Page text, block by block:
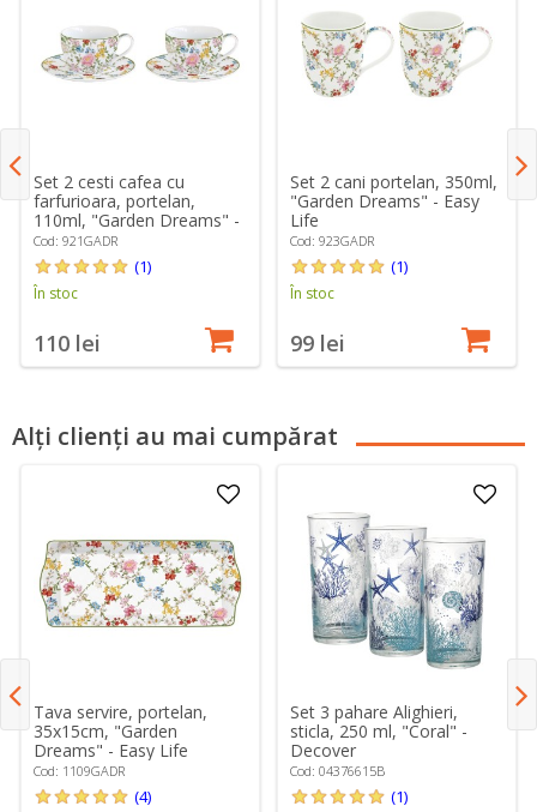
Set 2 cesti cafea cu
farfurioara, portelan,
110ml, "Garden Dreams" -
Easy Life
Cod: 921GADR
(1)
În stoc
110 lei
Set 2 cani portelan, 350ml,
"Garden Dreams" - Easy
Life
Cod: 923GADR
(1)
În stoc
99 lei
Alți clienți au mai cumpărat
Tava servire, portelan,
35x15cm, "Garden
Dreams" - Easy Life
Cod: 1109GADR
(4)
Set 3 pahare Alighieri,
sticla, 250 ml, "Coral" -
Decover
Cod: 04376615B
(1)